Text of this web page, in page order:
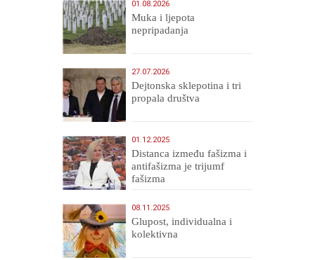
01.08.2026
Muka i ljepota
nepripadanja
27.07.2026
Dejtonska sklepotina i tri
propala društva
01.12.2025
Distanca između fašizma i
antifašizma je trijumf
fašizma
08.11.2025
Glupost, individualna i
kolektivna